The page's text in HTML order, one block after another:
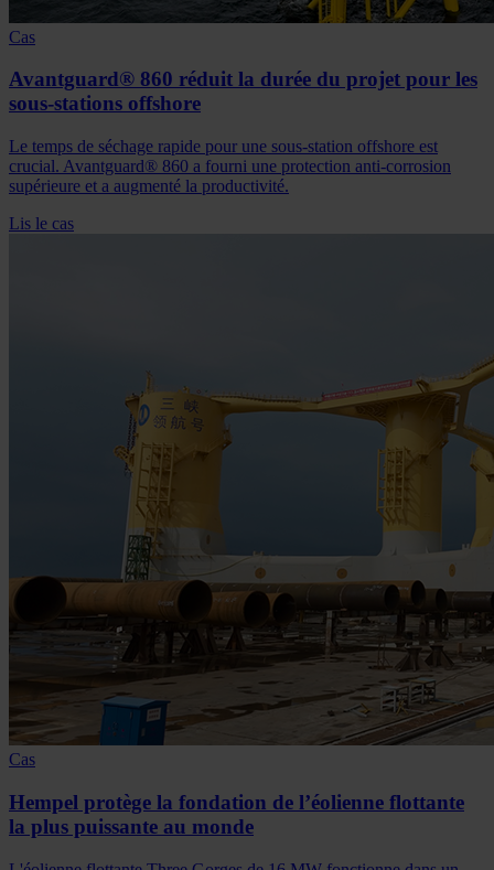
Cas
Avantguard® 860 réduit la durée du projet pour les
sous-stations offshore
Le temps de séchage rapide pour une sous-station offshore est
crucial. Avantguard® 860 a fourni une protection anti-corrosion
supérieure et a augmenté la productivité.
Lis le cas
Cas
Hempel protège la fondation de l’éolienne flottante
la plus puissante au monde